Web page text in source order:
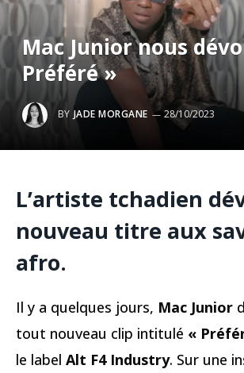
Mac Junior nous
Préféré »
BY JADE MORGANE 28/10/2023
L’artiste tchadien
nouveau titre aux
afro.
Il y a quelques jours, Mac Junior
tout nouveau clip intitulé «
le label Alt F4 Industry. Sur une